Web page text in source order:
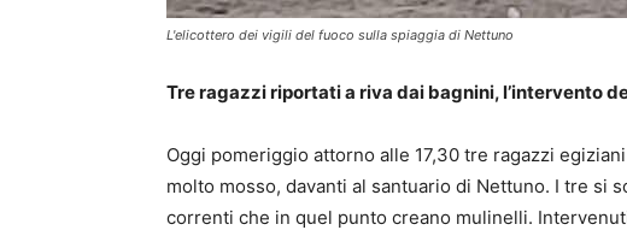
L'elicottero dei vigili del fuoco sulla spiaggia di Nettuno
Tre ragazzi riportati a riva dai bagnini, l’intervento
Oggi pomeriggio attorno alle 17,30 tre ragazzi
molto mosso, davanti al santuario di Nettuno. I tre si
correnti che in quel punto creano mulinelli.